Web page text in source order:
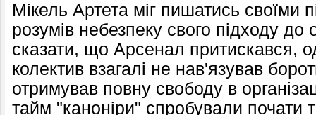
Мікель Артета міг пишатись своїми
розумів небезпеку свого підходу
сказати, що Арсенал притискався,
колектив взагалі не нав'язував
отримував повну свободу в
тайм "каноніри" спробували почати